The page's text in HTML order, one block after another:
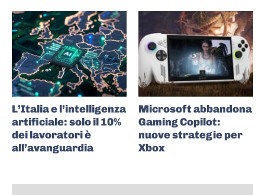
L’Italia e l’intelligenza
artificiale: solo il 10%
dei lavoratori è
all’avanguardia
Microsoft abbandona
Gaming Copilot:
nuove strategie per
Xbox